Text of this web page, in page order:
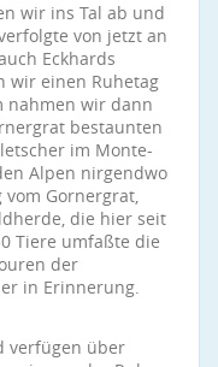
wir ins Tal ab und
von jetzt an
Eckhards
wir einen Ruhetag
nahmen wir dann
bestaunten
im Monte-
Alpen nirgendwo
vom Gornergrat,
die hier seit
Tiere umfaßte die
der
in Erinnerung.
verfügen über